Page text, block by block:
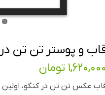
و پوستر تن تن
تومان
عکس تن تن در کنگو، اولین